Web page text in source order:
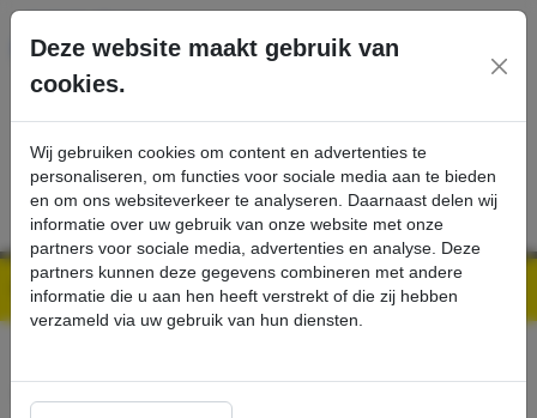
Ga direct naar de hoofdinhoud van deze pagina.
SERVICE PRODUCTEN CONTACT
Kärcher Professional Webshop | Scherpe prijzen & Snel geleverd Ons Assortiment HD-slang - Kärcher Professional Webshop
Deze website maakt gebruik van
cookies.
Wij gebruiken cookies om content en advertenties te
personaliseren, om functies voor sociale media aan te bieden
en om ons websiteverkeer te analyseren. Daarnaast delen wij
informatie over uw gebruik van onze website met onze
partners voor sociale media, advertenties en analyse. Deze
partners kunnen deze gegevens combineren met andere
informatie die u aan hen heeft verstrekt of die zij hebben
verzameld via uw gebruik van hun diensten.